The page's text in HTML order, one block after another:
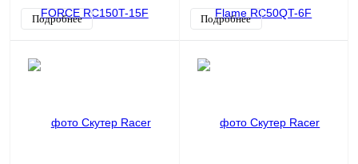
Подробнее Подробнее